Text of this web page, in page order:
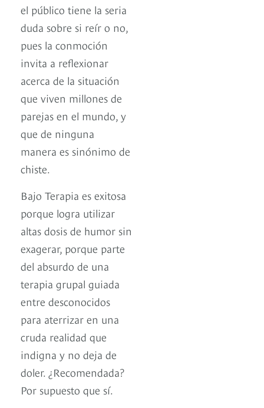
el público tiene la seria
duda sobre si reír o no,
pues la conmoción
invita a reflexionar
acerca de la situación
que viven millones de
parejas en el mundo, y
que de ninguna
manera es sinónimo de
chiste.
Bajo Terapia es exitosa
porque logra utilizar
altas dosis de humor sin
exagerar, porque parte
del absurdo de una
terapia grupal guiada
entre desconocidos
para aterrizar en una
cruda realidad que
indigna y no deja de
doler. ¿Recomendada?
Por supuesto que sí.